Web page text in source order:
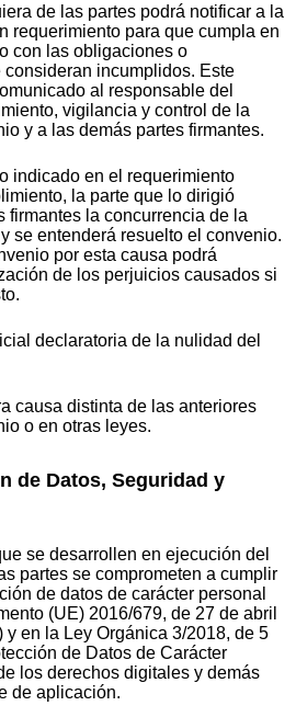
de las partes podrá notificar a la
requerimiento para que cumpla en
con las obligaciones o
incumplidos. Este
al responsable del
vigilancia y control de la
y a las demás partes firmantes.
indicado en el requerimiento
la parte que lo dirigió
firmantes la concurrencia de la
se entenderá resuelto el convenio.
por esta causa podrá
de los perjuicios causados si
declaratoria de la nulidad del
causa distinta de las anteriores
o en otras leyes.
de Datos, Seguridad y
se desarrollen en ejecución del
partes se comprometen a cumplir
de datos de carácter personal
(UE) 2016/679, de 27 de abril
y en la Ley Orgánica 3/2018, de 5
de Datos de Carácter
los derechos digitales y demás
de aplicación.